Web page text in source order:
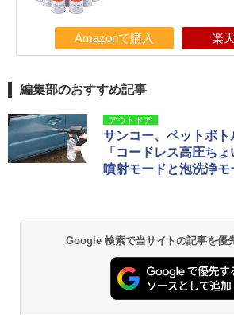
Amazonで購入 楽
編集部のおすすめ記事
アウトドア
サンコー、ペットボ
「コードレス高圧ち
噴射モードと泡洗浄モ
Google 検索で当サイトの記事を優